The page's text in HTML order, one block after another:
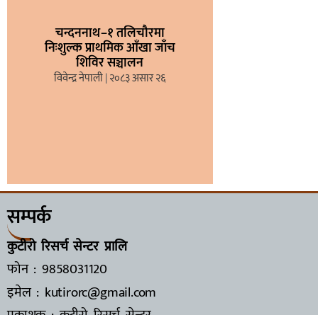
चन्दननाथ–१ तलिचौरमा
निःशुल्क प्राथमिक आँखा जाँच
शिविर सञ्चालन
विवेन्द्र नेपाली २०८३ असार २६
सम्पर्क
कुटीरो रिसर्च सेन्टर प्रालि
फोन : 9858031120
इमेल : kutirorc@gmail.com